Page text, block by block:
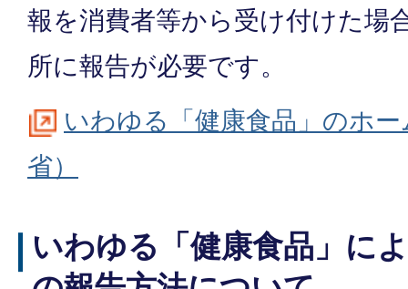
報を消費者等から受け付けた場
所に報告が必要です。
いわゆる「健康食品」のホ
省）
いわゆる「健康食品」に